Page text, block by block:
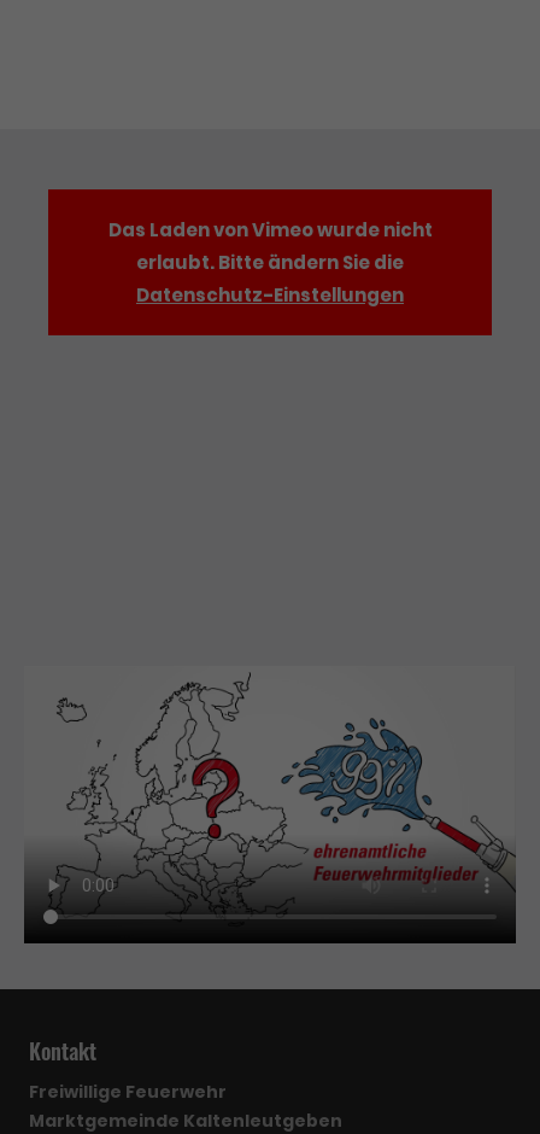
Das Laden von Vimeo wurde nicht
erlaubt. Bitte ändern Sie die
Datenschutz-Einstellungen
Kontakt
Freiwillige Feuerwehr
Marktgemeinde Kaltenleutgeben